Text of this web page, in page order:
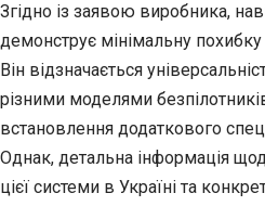
Згідно із заявою виробника,
демонструє мінімальну
Він відзначається
різними моделями
встановлення додаткового
Однак, детальна інформація
цієї системи в Україні та